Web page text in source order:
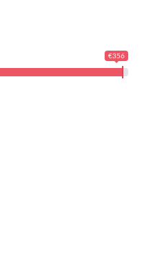
€356